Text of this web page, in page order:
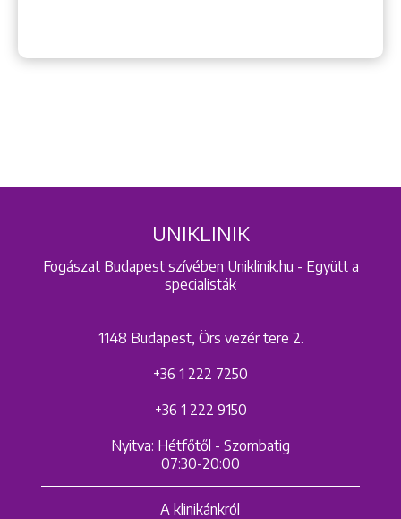
UNIKLINIK
Fogászat Budapest szívében Uniklinik.hu - Együtt a
specialisták
1148 Budapest, Örs vezér tere 2.
+36 1 222 7250
+36 1 222 9150
Nyitva: Hétfőtől - Szombatig
07:30-20:00
A klinikánkról